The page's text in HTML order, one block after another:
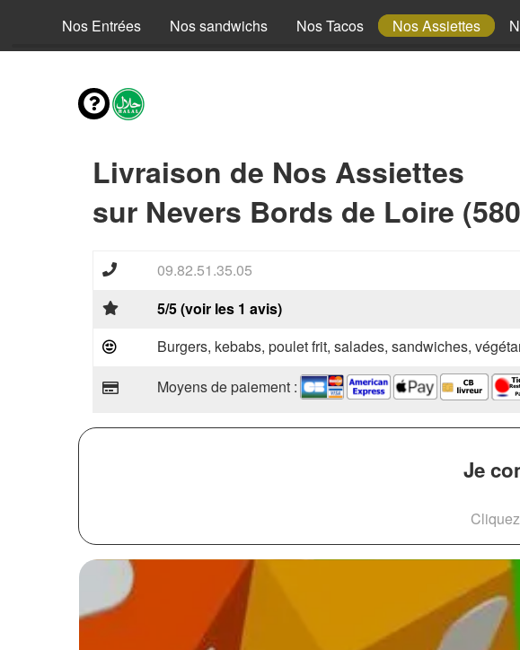
Nos Entrées Nos sandwichs Nos Tacos Nos Assiettes
Livraison de Nos Assiettes
sur Nevers Bords de Loire
09.82.51.35.05
5/5 (voir les 1 avis)
Burgers, kebabs, poulet frit, salades, sandwiches,
Moyens de paiement :
Je